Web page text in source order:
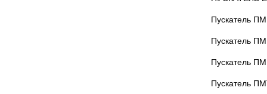
Пускатель
Пускатель
Пускатель
Пускатель